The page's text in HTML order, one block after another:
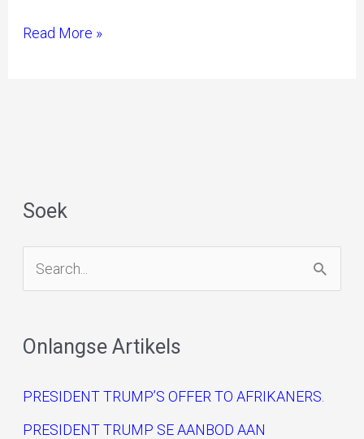
Read More »
Soek
c
Onlangse Artikels
PRESIDENT TRUMP’S OFFER TO AFRIKANERS.
PRESIDENT TRUMP SE AANBOD AAN